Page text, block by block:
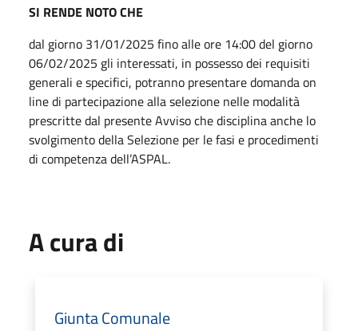
SI RENDE NOTO CHE
dal giorno 31/01/2025 fino alle ore 14:00 del giorno
06/02/2025 gli interessati, in possesso dei requisiti
generali e specifici, potranno presentare domanda on
line di partecipazione alla selezione nelle modalità
prescritte dal presente Avviso che disciplina anche lo
svolgimento della Selezione per le fasi e procedimenti
di competenza dell’ASPAL.
A cura di
Giunta Comunale